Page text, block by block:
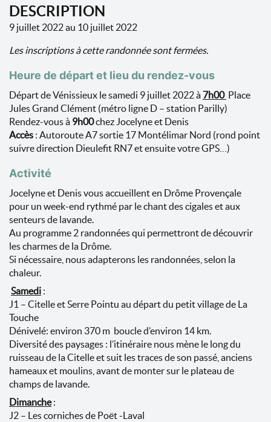
DESCRIPTION
9 juillet 2022 au 10 juillet 2022
Les inscriptions à cette randonnée sont fermées.
Heure de départ et lieu du rendez-vous
Départ de Vénissieux le samedi 9 juillet 2022 à 7h00 Place
Jules Grand Clément (métro ligne D – station Parilly)
Rendez-vous à 9h00chez Jocelyne et Denis
Accès : Autoroute A7 sortie 17 Montélimar Nord (rond point
suivre direction Dieulefit RN7 et ensuite votre GPS…)
Activité
Jocelyne et Denis vous accueillent en Drôme Provençale
pour un week-end rythmé par le chant des cigales et aux
senteurs de lavande.
Au programme 2 randonnées qui permettront de découvrir
les charmes de la Drôme.
Si nécessaire, nous adapterons les randonnées, selon la
chaleur.
Samedi :
J1 – Citelle et Serre Pointu au départ du petit village de La
Touche
Dénivelé: environ 370 m boucle d’environ 14 km.
Diversité des paysages : l’itinéraire nous mène le long du
ruisseau de la Citelle et suit les traces de son passé, anciens
hameaux et moulins, avant de monter sur le plateau de
champs de lavande.
Dimanche:
J2 – Les corniches de Poët -Laval